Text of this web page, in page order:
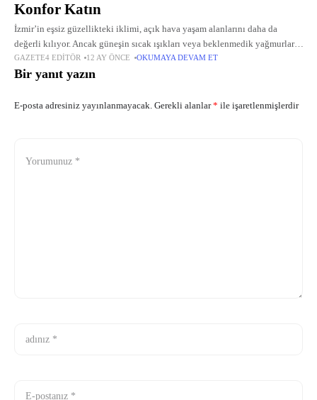
Konfor Katın
İzmir’in eşsiz güzellikteki iklimi, açık hava yaşam alanlarını daha da
değerli kılıyor. Ancak güneşin sıcak ışıkları veya beklenmedik yağmurlar,
bu alanların keyfini çıkarmayı zorlaştırabilir. İşte tam bu noktada, İzmir
tente
GAZETE4 EDITÖR 12 AY ÖNCE OKUMAYA DEVAM ET
Bir yanıt yazın
E-posta adresiniz yayınlanmayacak. Gerekli alanlar* ile işaretlenmişlerdir